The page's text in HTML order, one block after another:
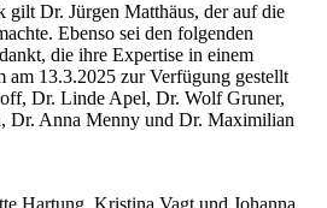
gilt Dr. Jürgen Matthäus, der auf die
Ebenso sei den folgenden
die ihre Expertise in einem
13.3.2025 zur Verfügung gestellt
Dr. Linde Apel, Dr. Wolf Gruner,
Dr. Anna Menny und Dr. Maximilian
Hartung, Kristina Vagt und Johanna